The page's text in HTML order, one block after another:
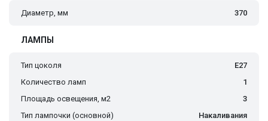
Диаметр, мм 370
ЛАМПЫ
Тип цоколя
E27
Количество ламп
1
Площадь освещения, м2
3
Тип лампочки (основной)
Накаливания